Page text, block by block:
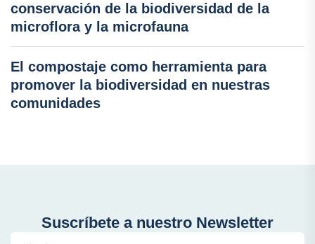
conservación de la biodiversidad de la
microflora y la microfauna
El compostaje como herramienta para
promover la biodiversidad en nuestras
comunidades
Suscríbete a nuestro Newsletter